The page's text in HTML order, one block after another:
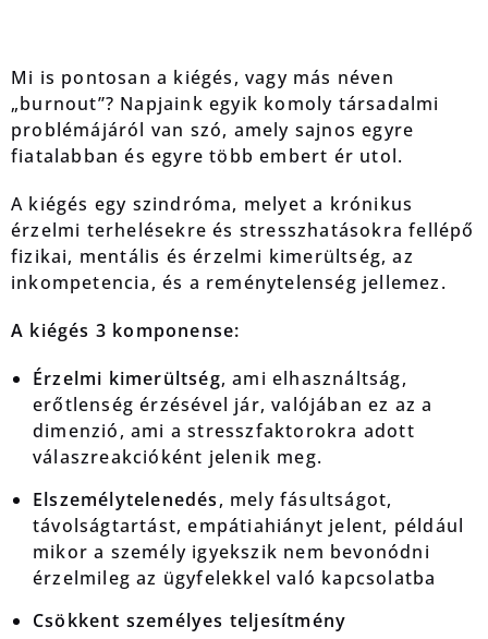
Mi is pontosan a kiégés, vagy más néven
„burnout”? Napjaink egyik komoly társadalmi
problémájáról van szó, amely sajnos egyre
fiatalabban és egyre több embert ér utol.
A kiégés egy szindróma, melyet a krónikus
érzelmi terhelésekre és stresszhatásokra fellépő
fizikai, mentális és érzelmi kimerültség, az
inkompetencia, és a reménytelenség jellemez.
A kiégés 3 komponense:
Érzelmi kimerültség, ami elhasználtság,
erőtlenség érzésével jár, valójában ez az a
dimenzió, ami a stresszfaktorokra adott
válaszreakcióként jelenik meg.
Elszemélytelenedés, mely fásultságot,
távolságtartást, empátiahiányt jelent, például
mikor a személy igyekszik nem bevonódni
érzelmileg az ügyfelekkel való kapcsolatba
Csökkent személyes teljesítmény